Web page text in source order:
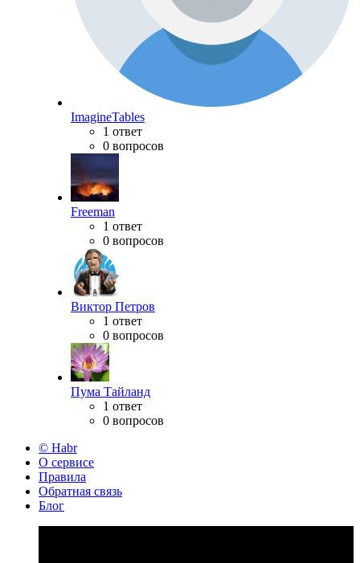
ImagineTables
1 ответ
0 вопросов
Freeman
1 ответ
0 вопросов
Виктор Петров
1 ответ
0 вопросов
Пума Тайланд
1 ответ
0 вопросов
© Habr
О сервисе
Правила
Обратная связь
Блог